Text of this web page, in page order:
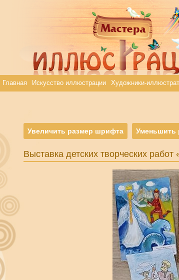
Главная Искусство иллюстрации Художники-
Увеличить размер шрифта Уменьшить
Выставка детских творческих